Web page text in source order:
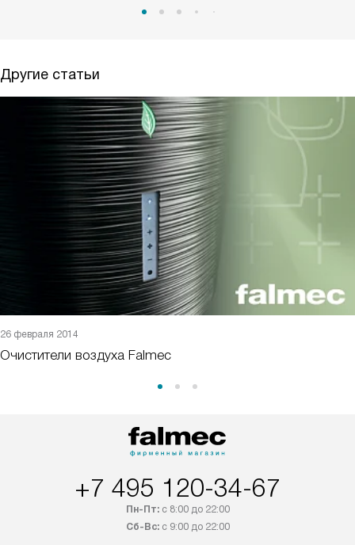
Другие статьи
26 февраля 2014
Очистители воздуха Falmec
+7 495 120-34-67
Пн-Пт:с 8:00 до 22:00
Сб-Вс:с 9:00 до 22:00